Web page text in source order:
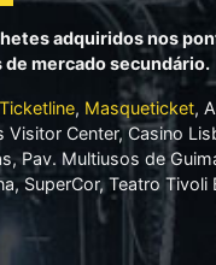
adquiridos nos
mercado secundário.
Ticketline, Masqueticket,
Visitor Center, Casino
Pav. Multiusos de
SuperCor, Teatro Tivoli